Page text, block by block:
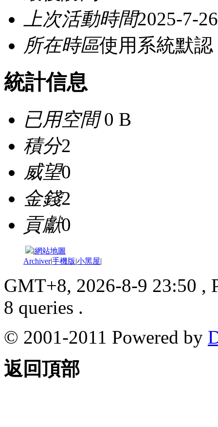
上次活動時間2025-7-
所在時區使用系統默認
統計信息
已用空間0 B
積分2
威望0
金錢2
貢獻0
|網站地圖
Archiver|手機版|小黑屋|
GMT+8, 2026-8-9 23:50 ,
8 queries .
© 2001-2011 Powered by
返回頂部